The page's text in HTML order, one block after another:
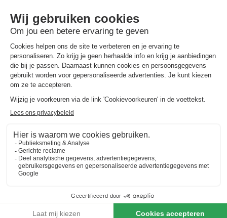
Dit is ook interessant